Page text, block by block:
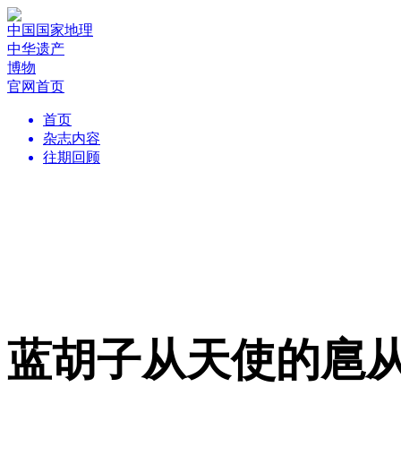
中国国家地理
中华遗产
博物
官网首页
首页
杂志内容
往期回顾
蓝胡子从天使的扈